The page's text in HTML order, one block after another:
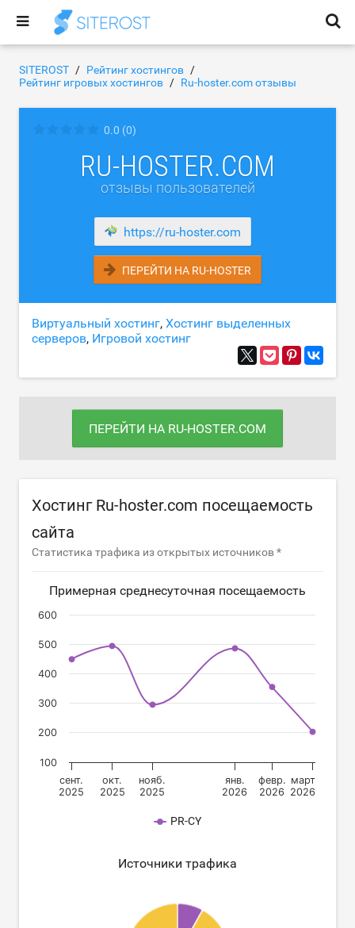
SITEROST
Рейтинг хостингов
Рейтинг игровых хостингов
Ru-hoster.com отзывы
0.0 (0)
RU-HOSTER.COM
отзывы пользователей
https://ru-hoster.com
ПЕРЕЙТИ НА RU-HOSTER
Виртуальный хостинг, Хостинг выделенных
серверов, Игровой хостинг
ПЕРЕЙТИ НА RU-HOSTER.COM
Хостинг Ru-hoster.com посещаемость
сайта
Статистика трафика из открытых источников *
Примерная среднесуточная посещаемость
PR-CY
сент.
2025
окт.
2025
нояб.
2025
янв.
2026
февр.
2026
март
2026
100
200
300
400
500
600
Источники трафика